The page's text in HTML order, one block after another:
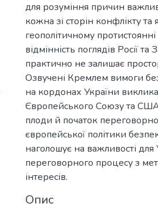
для розуміння причин
кожна зі сторін конфлікту та
геополітичному
відмінність поглядів Росії
практично не залишає
Озвучені Кремлем вимоги
на кордонах України
Європейського Союзу та
плоди й початок
європейської політики
наголошує на важливості
переговорного процесу з
інтересів.
Опис